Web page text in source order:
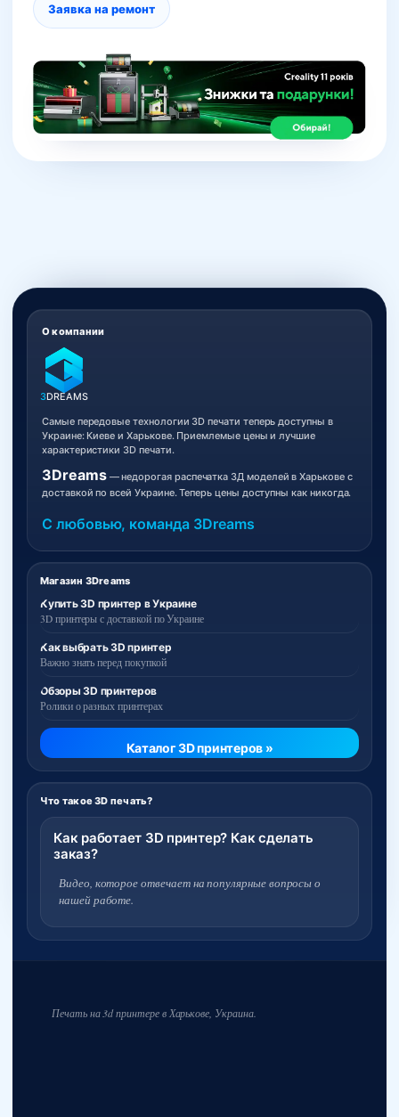
Заявка на ремонт
Магазин 3Dreams
Купить 3D принтер в Украине
3D принтеры с доставкой по Украине
Как выбрать 3D принтер
Важно знать перед покупкой
Обзоры 3D принтеров
Ролики о разных принтерах
Каталог 3D принтеров »
Что такое 3D печать?
Как работает 3D принтер? Как сделать
заказ?
Видео, которое отвечает на популярные вопросы о
нашей работе.
О компании
3DREAMS
Самые передовые технологии 3D печати теперь доступны в
Украине: Киеве и Харькове. Приемлемые цены и лучшие
характеристики 3D печати.
3Dreams— недорогая распечатка 3Д моделей в Харькове с
доставкой по всей Украине. Теперь цены доступны как никогда.
С любовью, команда 3Dreams
Печать на 3d принтере в Харькове, Украина.